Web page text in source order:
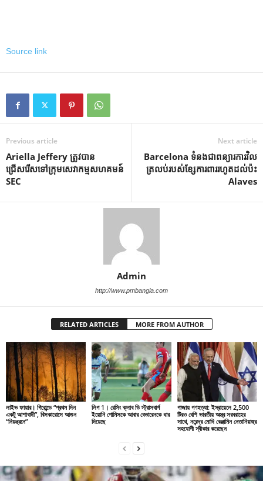
Source link
Previous article
Ariella Jeffery ត្រូវបាន
ជ្រើសរើសទៅក្រុមសេវាកម្មសហគមន៍
SEC
Next article
Barcelona ទំនង​ជា​ពន្យារ​ការ​វិល​
ត្រលប់​របស់​ខ្សែ​ការពារ​រហូត​ដល់​ប៉ះ​
Alaves
Admin
http://www.pmbangla.com
RELATED ARTICLES MORE FROM AUTHOR
লাইভ ফায়ার। গিরোন্ডে “প্রথম দিন
একটু আশাবাদী”, বিসকারোসে আগুন
“নিয়ন্ত্রনে”
লিগ 1। রেসিং ক্লাব ডি স্ট্রাসবার্গ
ইয়োনি গোমিসকে আবার বেভারেনকে ধার
দিয়েছে
গাজায় গণহত্যা: ইস্রায়েলে 2,500
টিরও বেশি ভারতীয় অস্ত্র সরবরাহের
সাথে, নরেন্দ্র মোদি বেঞ্জামিন নেতানিয়াহুর
সহযোগী স্বীকার করেছেন